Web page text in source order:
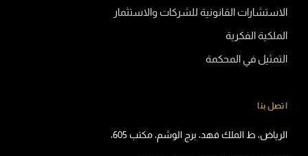
الاستشارات القانونية للشركات والاستثمار
الملكية الفكرية
التمثيل في المحكمة
اتصل بنا
الرياض، ط الملك فهد، برج الوشم، مكتب 605،